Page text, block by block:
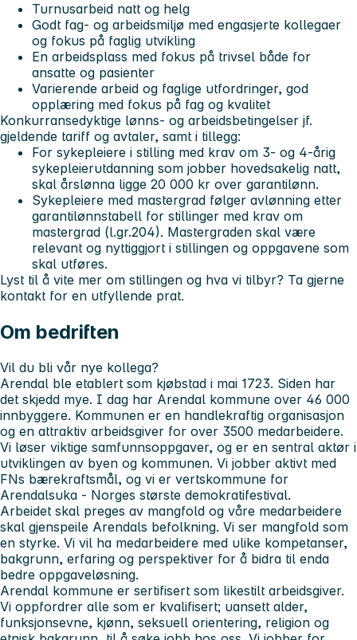
Turnusarbeid natt og helg
Godt fag- og arbeidsmiljø med engasjerte kollegaer
og fokus på faglig utvikling
En arbeidsplass med fokus på trivsel både for
ansatte og pasienter
Varierende arbeid og faglige utfordringer, god
opplæring med fokus på fag og kvalitet
Konkurransedyktige lønns- og arbeidsbetingelser jf.
gjeldende tariff og avtaler, samt i tillegg:
For sykepleiere i stilling med krav om 3- og 4-årig
sykepleierutdanning som jobber hovedsakelig natt,
skal årslønna ligge 20 000 kr over garantilønn.
Sykepleiere med mastergrad følger avlønning etter
garantilønnstabell for stillinger med krav om
mastergrad (l.gr.204). Mastergraden skal være
relevant og nyttiggjort i stillingen og oppgavene som
skal utføres.
Lyst til å vite mer om stillingen og hva vi tilbyr? Ta gjerne
kontakt for en utfyllende prat.
Om bedriften
Vil du bli vår nye kollega?
Arendal ble etablert som kjøbstad i mai 1723. Siden har
det skjedd mye. I dag har Arendal kommune over 46 000
innbyggere. Kommunen er en handlekraftig organisasjon
og en attraktiv arbeidsgiver for over 3500 medarbeidere.
Vi løser viktige samfunnsoppgaver, og er en sentral aktør i
utviklingen av byen og kommunen. Vi jobber aktivt med
FNs bærekraftsmål, og vi er vertskommune for
Arendalsuka - Norges største demokratifestival.
Arbeidet skal preges av mangfold og våre medarbeidere
skal gjenspeile Arendals befolkning. Vi ser mangfold som
en styrke. Vi vil ha medarbeidere med ulike kompetanser,
bakgrunn, erfaring og perspektiver for å bidra til enda
bedre oppgaveløsning.
Arendal kommune er sertifisert som likestilt arbeidsgiver.
Vi oppfordrer alle som er kvalifisert; uansett alder,
funksjonsevne, kjønn, seksuell orientering, religion og